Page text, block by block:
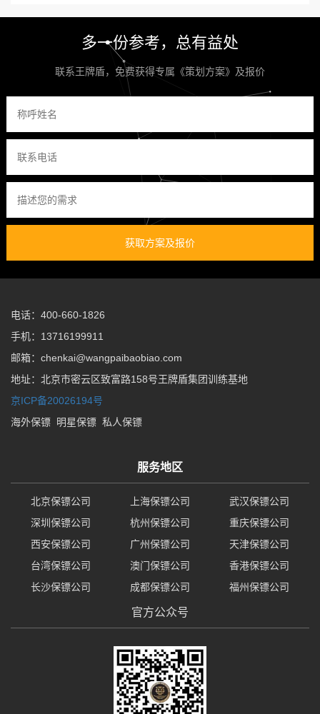
多一份参考，总有益处
联系王牌盾，免费获得专属《策划方案》及报价
获取方案及报价
电话：400-660-1826
手机：13716199911
邮箱：chenkai@wangpaibaobiao.com
地址：北京市密云区致富路158号王牌盾集团训练基地
京ICP备20026194号
海外保镖
明星保镖 私人保镖
服务地区
北京保镖公司 上海保镖公司
武汉保镖公司
深圳保镖公司
杭州保镖公司
重庆保镖公司
西安保镖公司
广州保镖公司
天津保镖公司
台湾保镖公司
澳门保镖公司
香港保镖公司
长沙保镖公司
成都保镖公司 福州保镖公司
官方公众号